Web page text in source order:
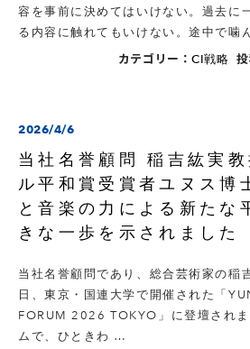
容を事前に決めてはいけない。過去に
る内容に触れてもいけない。途中で噛
カテゴリー：CI戦略
2026/4/6
当社名誉顧問 稲吉紘実
ル平和賞受賞者ユヌス博
と音楽の力による新たな
きな一歩を示されました
当社名誉顧問であり、総合芸術家の稲
日、東京・国連大学で開催された「
FORUM 2026 TOKYO」に登壇され
ムで、ひときわ …